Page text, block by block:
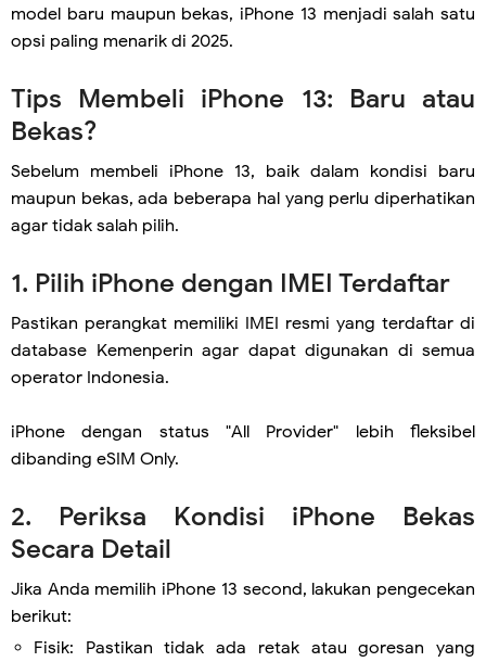
model baru maupun bekas, iPhone 13 menjadi salah satu
opsi paling menarik di 2025.
Tips Membeli iPhone 13: Baru atau
Bekas?
Sebelum membeli iPhone 13, baik dalam kondisi baru
maupun bekas, ada beberapa hal yang perlu diperhatikan
agar tidak salah pilih.
1. Pilih iPhone dengan IMEI Terdaftar
Pastikan perangkat memiliki IMEI resmi yang terdaftar di
database Kemenperin agar dapat digunakan di semua
operator Indonesia.
iPhone dengan status "All Provider" lebih fleksibel
dibanding eSIM Only.
2. Periksa Kondisi iPhone Bekas
Secara Detail
Jika Anda memilih iPhone 13 second, lakukan pengecekan
berikut:
Fisik: Pastikan tidak ada retak atau goresan yang